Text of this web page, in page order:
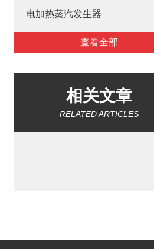
电加热蒸汽发生器
查看全部
相关文章
RELATED ARTICLES